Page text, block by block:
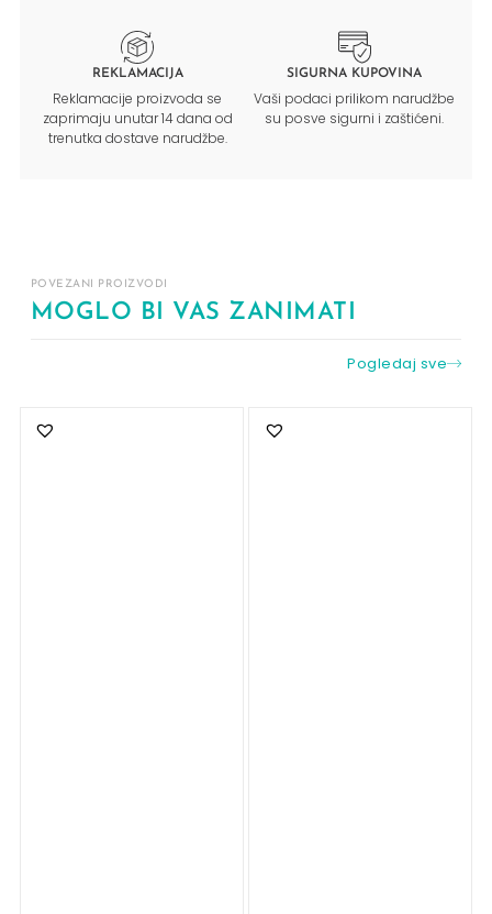
REKLAMACIJA
Reklamacije proizvoda se
zaprimaju unutar 14 dana od
trenutka dostave narudžbe.
SIGURNA KUPOVINA
Vaši podaci prilikom narudžbe
su posve sigurni i zaštićeni.
POVEZANI PROIZVODI
MOGLO BI VAS ZANIMATI
Pogledaj sve